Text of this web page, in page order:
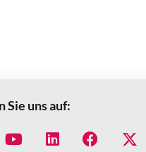
Sie uns auf: